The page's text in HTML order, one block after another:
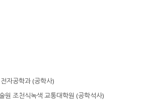
자공학과 (공학사)
원 조천식녹색 교통대학원 (공학석사)